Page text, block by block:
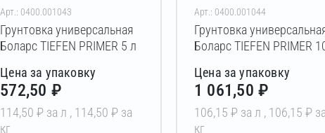
Арт.: 0400.001043
Грунтовка универсальная
Боларс TIEFEN PRIMER 5 л
Цена за упаковку
572,50 ₽
114,50 ₽ за л , 114,50 ₽ за
кг
Арт.: 0400.001044
Грунтовка
Боларс TIEFEN PRIMER
Цена за упаковку
1 061,50 ₽
106,15 ₽ за л , 106,15 ₽ за
кг